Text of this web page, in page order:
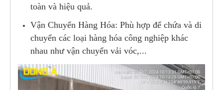
toàn và hiệu quả.
Vận Chuyển Hàng Hóa: Phù hợp để chứa và di
chuyển các loại hàng hóa công nghiệp khác
nhau như vận chuyển vải vóc,...